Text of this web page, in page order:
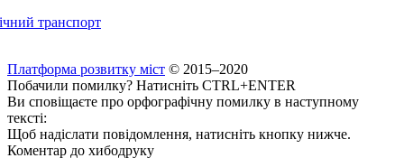
транспорт
Платформа розвитку міст © 2015–2020
Побачили помилку? Натисніть CTRL+ENTER
Ви сповіщаєте про орфографічну помилку в наступному
тексті:
Щоб надіслати повідомлення, натисніть кнопку нижче.
Коментар до хибодруку